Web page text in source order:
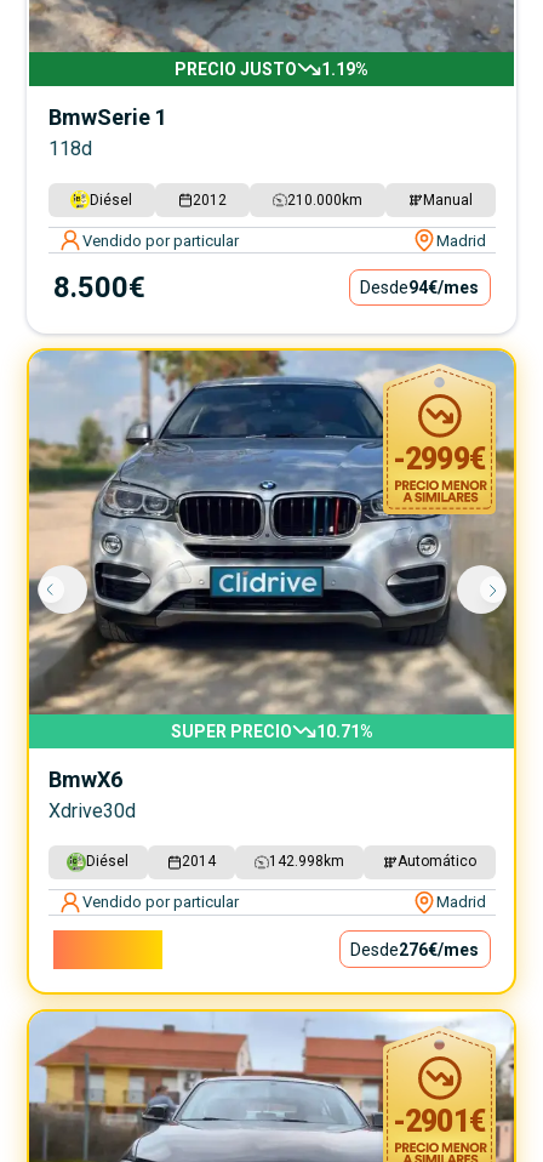
PRECIO JUSTO 1.19%
BmwSerie 1
118d
Diésel 2012 210.000 km Manual
Vendido por particular Madrid
8.500€ Desde94€/mes
-2999€
SUPER PRECIO 10.71%
BmwX6
Xdrive30d
Diésel 2014 142.998 km Automático
Vendido por particular Madrid
Desde276€/mes
-2901€